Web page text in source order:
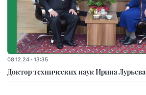
08.12.24 - 13:35
Доктор технических наук Ирина Лурьева